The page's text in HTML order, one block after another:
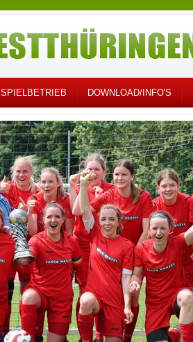
SPIELBETRIEB DOWNLOAD/INFO'S